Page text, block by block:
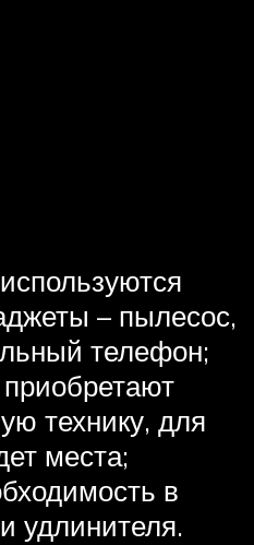
– пылесос,
телефон;
технику, для
места;
в
удлинителя.